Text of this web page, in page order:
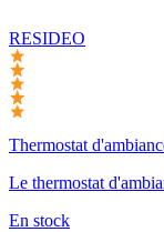
RESIDEO
Thermostat
Le thermostat
En stock